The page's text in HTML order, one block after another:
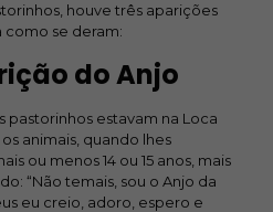
houve três aparições
como se deram:
do Anjo
pastorinhos estavam na Loca
animais, quando lhes
ou menos 14 ou 15 anos, mais
“Não temais, sou o Anjo da
eu creio, adoro, espero e